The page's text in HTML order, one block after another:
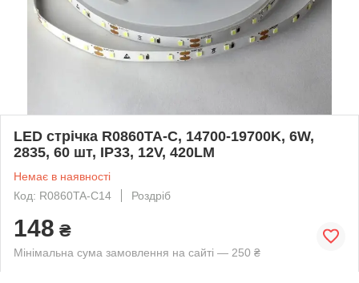
LED стрічка R0860TA-C, 14700-19700K, 6W,
2835, 60 шт, IP33, 12V, 420LM
Немає в наявності
Код: R0860TA-C14
Роздріб
148 ₴
Мінімальна сума замовлення на сайті — 250 ₴